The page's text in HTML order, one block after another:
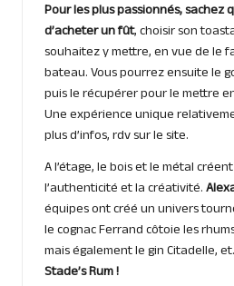
Pour les plus passionnés, sachez
d’acheter un fût, choisir son
souhaitez y mettre, en vue de le
bateau. Vous pourrez ensuite le
puis le récupérer pour le mettre
Une expérience unique
plus d’infos, rdv surle site.
A l’étage, le bois et le métal
l’authenticité et la créativité.
équipes ont créé un univers
le cognac Ferrand côtoie les
mais également le gin Citadelle,
Stade’s Rum !